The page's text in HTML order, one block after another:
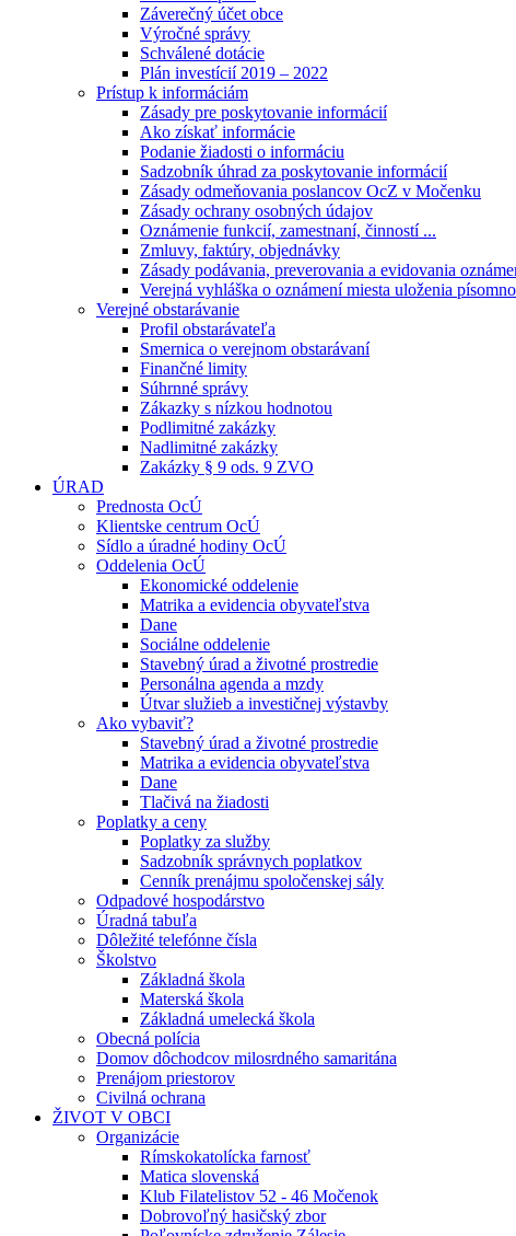
Záverečný účet obce
Výročné správy
Schválené dotácie
Plán investícií 2019 – 2022
Prístup k informáciám
Zásady pre poskytovanie informácií
Ako získať informácie
Podanie žiadosti o informáciu
Sadzobník úhrad za poskytovanie informácií
Zásady odmeňovania poslancov OcZ v Močenku
Zásady ochrany osobných údajov
Oznámenie funkcií, zamestnaní, činností ...
Zmluvy, faktúry, objednávky
Zásady podávania, preverovania a evidovania
Verejná vyhláška o oznámení miesta uloženia
Verejné obstarávanie
Profil obstarávateľa
Smernica o verejnom obstarávaní
Finančné limity
Súhrnné správy
Zákazky s nízkou hodnotou
Podlimitné zakázky
Nadlimitné zakázky
Zakázky § 9 ods. 9 ZVO
ÚRAD
Prednosta OcÚ
Klientske centrum OcÚ
Sídlo a úradné hodiny OcÚ
Oddelenia OcÚ
Ekonomické oddelenie
Matrika a evidencia obyvateľstva
Dane
Sociálne oddelenie
Stavebný úrad a životné prostredie
Personálna agenda a mzdy
Útvar služieb a investičnej výstavby
Ako vybaviť?
Stavebný úrad a životné prostredie
Matrika a evidencia obyvateľstva
Dane
Tlačivá na žiadosti
Poplatky a ceny
Poplatky za služby
Sadzobník správnych poplatkov
Cenník prenájmu spoločenskej sály
Odpadové hospodárstvo
Úradná tabuľa
Dôležité telefónne čísla
Školstvo
Základná škola
Materská škola
Základná umelecká škola
Obecná polícia
Domov dôchodcov milosrdného samaritána
Prenájom priestorov
Civilná ochrana
ŽIVOT V OBCI
Organizácie
Rímskokatolícka farnosť
Matica slovenská
Klub Filatelistov 52 - 46 Močenok
Dobrovoľný hasičský zbor